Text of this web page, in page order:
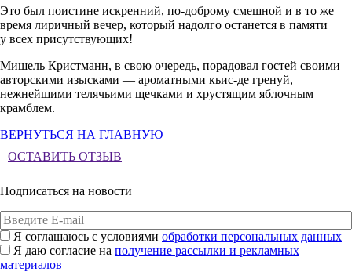
Это был поистине искренний, по-доброму смешной и в то же
время лиричный вечер, который надолго останется в памяти
у всех присутствующих!
Мишель Кристманн, в свою очередь, порадовал гостей своими
авторскими изысками — ароматными кьис-де гренуй,
нежнейшими телячьими щечками и хрустящим яблочным
крамблем.
ВЕРНУТЬСЯ НА ГЛАВНУЮ
ОСТАВИТЬ ОТЗЫВ
Подписаться на новости
Я соглашаюсь с условиями обработки персональных данных
Я даю согласие на получение рассылки и рекламных
материалов